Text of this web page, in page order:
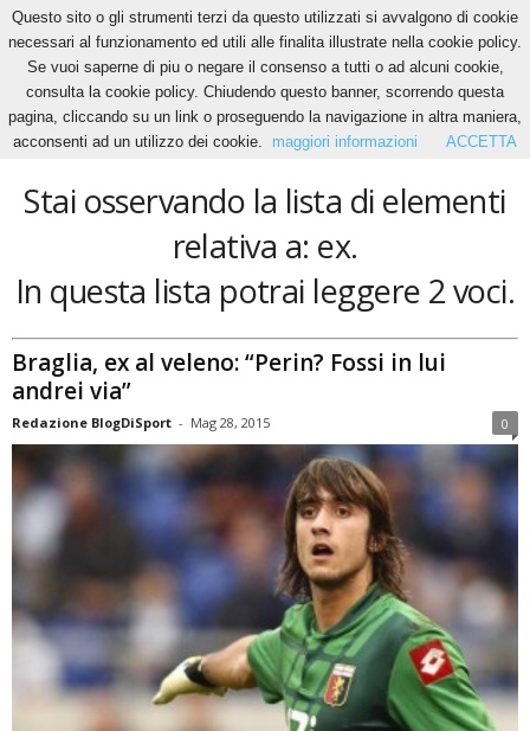
Home Tags Ex
ex
Stai osservando la lista di elementi
relativa a: ex.
In questa lista potrai leggere 2 voci.
Braglia, ex al veleno: “Perin? Fossi in lui
andrei via”
Redazione BlogDiSport - Mag 28, 2015 0
Questo sito o gli strumenti terzi da questo utilizzati si avvalgono di cookie
necessari al funzionamento ed utili alle finalita illustrate nella cookie policy.
Se vuoi saperne di piu o negare il consenso a tutti o ad alcuni cookie,
consulta la cookie policy. Chiudendo questo banner, scorrendo questa
pagina, cliccando su un link o proseguendo la navigazione in altra maniera,
acconsenti ad un utilizzo dei cookie.
maggiori informazioni ACCETTA